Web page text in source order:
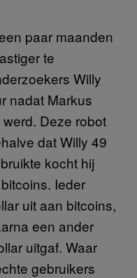
paar maanden
te
Willy
nadat Markus
Deze robot
dat Willy 49
kocht hij
Ieder
uit aan bitcoins,
een ander
uitgaf. Waar
gebruikers